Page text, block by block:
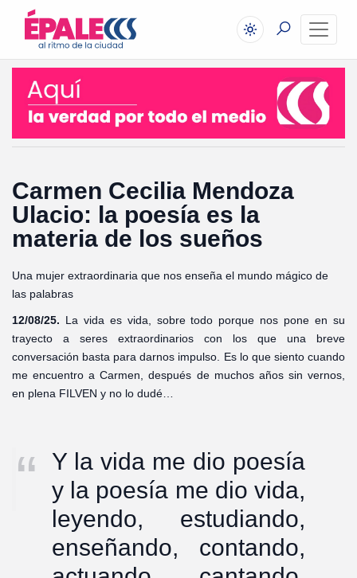
Carmen Cecilia Mendoza
Ulacio: la poesía es la
materia de los sueños
Una mujer extraordinaria que nos enseña el mundo mágico de
las palabras
12/08/25. La vida es vida, sobre todo porque nos pone en su
trayecto a seres extraordinarios con los que una breve
conversación basta para darnos impulso. Es lo que siento cuando
me encuentro a Carmen, después de muchos años sin vernos,
en plena FILVEN y no lo dudé…
Y la vida me dio poesía
y la poesía me dio vida,
leyendo, estudiando,
enseñando, contando,